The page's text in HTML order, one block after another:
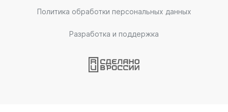
Политика обработки персональных данных
Разработка и поддержка